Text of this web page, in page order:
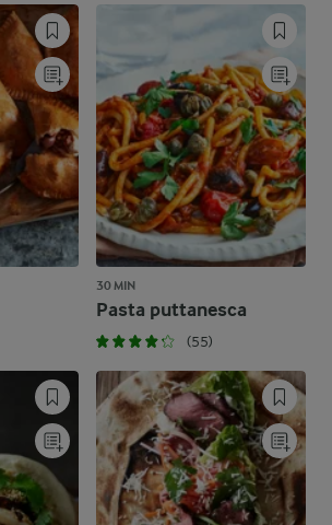
30 MIN
Pasta puttanesca
(55)